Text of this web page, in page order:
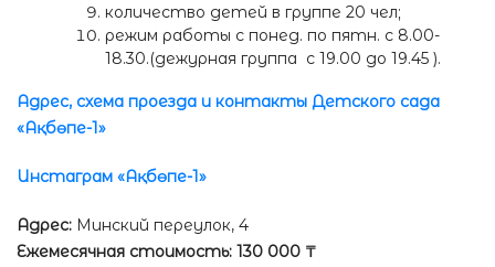
количество детей в группе 20 чел;
режим работы с понед. по пятн. с 8.00-
18.30.(дежурная группа с 19.00 до 19.45 ).
Адрес, схема проезда и контакты Детского сада
«Ақбөпе-1»
Инстаграм «Ақбөпе-1»
Адрес: Минский переулок, 4
Ежемесячная стоимость: 130 000 ₸